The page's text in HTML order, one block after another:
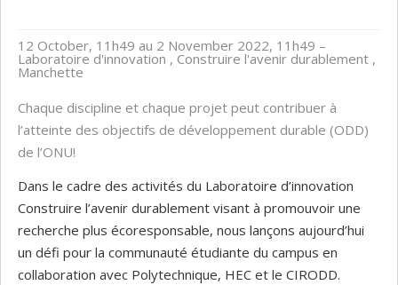
12 October, 11h49 au 2 November 2022, 11h49 –
Laboratoire d'innovation , Construire l'avenir durablement ,
Manchette
Chaque discipline et chaque projet peut contribuer à
l’atteinte des objectifs de développement durable (ODD)
de l’ONU!
Dans le cadre des activités du Laboratoire d’innovation
Construire l’avenir durablement visant à promouvoir une
recherche plus écoresponsable, nous lançons aujourd’hui
un défi pour la communauté étudiante du campus en
collaboration avec Polytechnique, HEC et le CIRODD.